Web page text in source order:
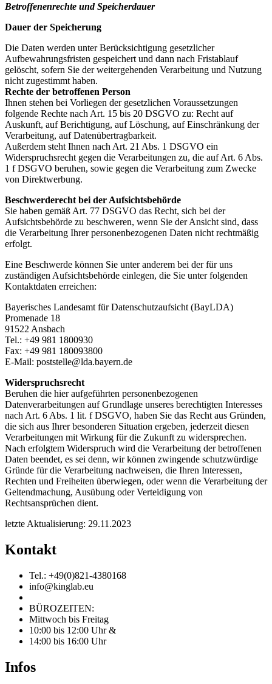
Betroffenenrechte und Speicherdauer
Dauer der Speicherung
Die Daten werden unter Berücksichtigung gesetzlicher
Aufbewahrungsfristen gespeichert und dann nach Fristablauf
gelöscht, sofern Sie der weitergehenden Verarbeitung und Nutzung
nicht zugestimmt haben.
Rechte der betroffenen Person
Ihnen stehen bei Vorliegen der gesetzlichen Voraussetzungen
folgende Rechte nach Art. 15 bis 20 DSGVO zu: Recht auf
Auskunft, auf Berichtigung, auf Löschung, auf Einschränkung der
Verarbeitung, auf Datenübertragbarkeit.
Außerdem steht Ihnen nach Art. 21 Abs. 1 DSGVO ein
Widerspruchsrecht gegen die Verarbeitungen zu, die auf Art. 6 Abs.
1 f DSGVO beruhen, sowie gegen die Verarbeitung zum Zwecke
von Direktwerbung.
Beschwerderecht bei der Aufsichtsbehörde
Sie haben gemäß Art. 77 DSGVO das Recht, sich bei der
Aufsichtsbehörde zu beschweren, wenn Sie der Ansicht sind, dass
die Verarbeitung Ihrer personenbezogenen Daten nicht rechtmäßig
erfolgt.
Eine Beschwerde können Sie unter anderem bei der für uns
zuständigen Aufsichtsbehörde einlegen, die Sie unter folgenden
Kontaktdaten erreichen:
Bayerisches Landesamt für Datenschutzaufsicht (BayLDA)
Promenade 18
91522 Ansbach
Tel.: +49 981 1800930
Fax: +49 981 180093800
E-Mail: poststelle@lda.bayern.de
Widerspruchsrecht
Beruhen die hier aufgeführten personenbezogenen
Datenverarbeitungen auf Grundlage unseres berechtigten Interesses
nach Art. 6 Abs. 1 lit. f DSGVO, haben Sie das Recht aus Gründen,
die sich aus Ihrer besonderen Situation ergeben, jederzeit diesen
Verarbeitungen mit Wirkung für die Zukunft zu widersprechen.
Nach erfolgtem Widerspruch wird die Verarbeitung der betroffenen
Daten beendet, es sei denn, wir können zwingende schutzwürdige
Gründe für die Verarbeitung nachweisen, die Ihren Interessen,
Rechten und Freiheiten überwiegen, oder wenn die Verarbeitung der
Geltendmachung, Ausübung oder Verteidigung von
Rechtsansprüchen dient.
letzte Aktualisierung: 29.11.2023
Kontakt
Tel.: +49(0)821-4380168
info@kinglab.eu
BÜROZEITEN:
Mittwoch bis Freitag
10:00 bis 12:00 Uhr &
14:00 bis 16:00 Uhr
Infos